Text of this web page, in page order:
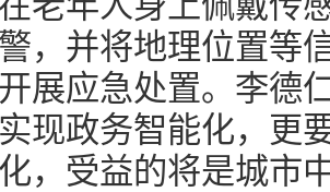
，并将地理位置等
展应急处置。李德
现政务智能化，更
，受益的将是城市